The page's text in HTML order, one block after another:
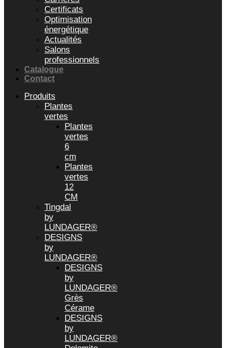
Certificats
Optimisation
énergétique
Actualités
Salons
professionnels
Catalogue
Contact
Produits
Plantes
vertes
Plantes
vertes
6
cm
Plantes
vertes
12
CM
Tingdal
by
LUNDAGER®
DESIGNS
by
LUNDAGER®
DESIGNS
by
LUNDAGER®
Grès
Cérame
DESIGNS
by
LUNDAGER®